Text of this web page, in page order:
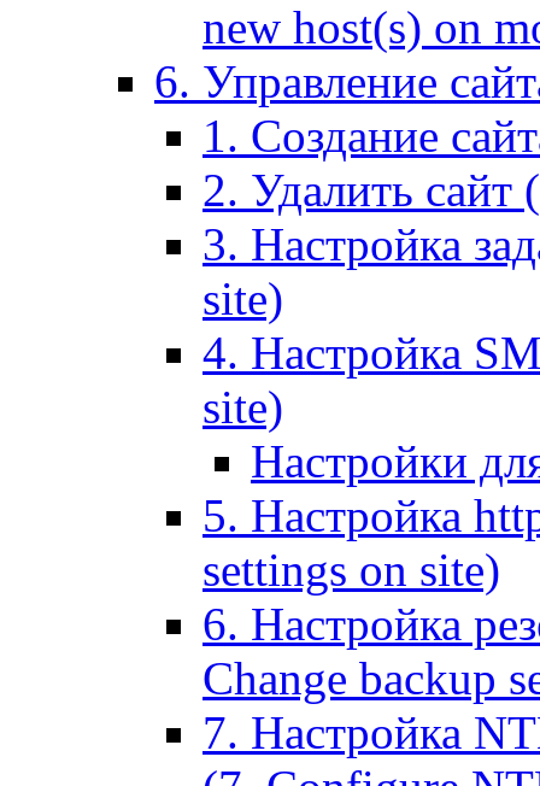
new host(s) on
6. Управление
1. Создание
2. Удалить сайт
3. Настройка
site)
4. Настройка
site)
Настройки
5. Настройка
settings on site)
6. Настройка
Change backup
7. Настройка